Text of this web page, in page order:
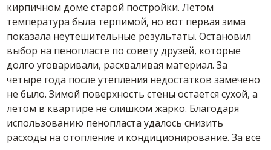
кирпичном доме старой постройки. Летом
температура была терпимой, но вот первая зима
показала неутешительные результаты. Остановил
выбор на пенопласте по совету друзей, которые
долго уговаривали, расхваливая материал. За
четыре года после утепления недостатков замечено
не было. Зимой поверхность стены остается сухой, а
летом в квартире не слишком жарко. Благодаря
использованию пенопласта удалось снизить
расходы на отопление и кондиционирование. За все